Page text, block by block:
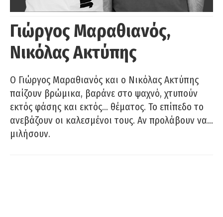
Γιώργος Μαραθιανός,
Νικόλας Ακτύπης
Ο Γιώργος Μαραθιανός και ο Νικόλας Ακτύπης
παίζουν βρώμικα, βαράνε στο ψαχνό, χτυπούν
εκτός φάσης και εκτός… θέματος. Το επίπεδο το
ανεβάζουν οι καλεσμένοι τους. Αν προλάβουν να…
μιλήσουν.